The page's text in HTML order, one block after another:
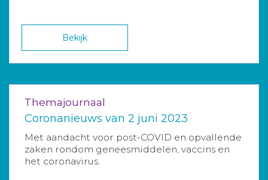
Bekijk
Themajournaal
Coronanieuws van 2 juni 2023
Met aandacht voor post-COVID en opvallende
zaken rondom geneesmiddelen, vaccins en
het coronavirus.